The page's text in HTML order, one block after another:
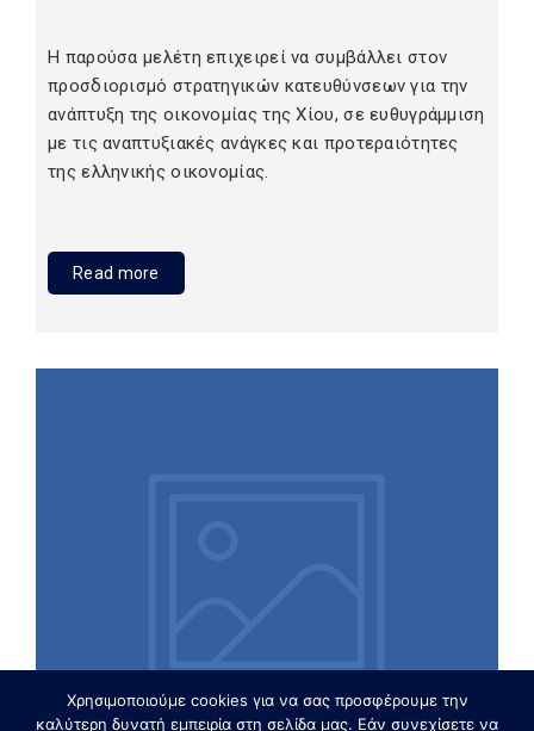
Η παρούσα μελέτη επιχειρεί να συμβάλλει στον
προσδιορισμό στρατηγικών κατευθύνσεων για την
ανάπτυξη της οικονομίας της Χίου, σε ευθυγράμμιση
με τις αναπτυξιακές ανάγκες και προτεραιότητες
της ελληνικής οικονομίας.
Read more
Χρησιμοποιούμε cookies για να σας προσφέρουμε την
καλύτερη δυνατή εμπειρία στη σελίδα μας. Εάν συνεχίσετε να